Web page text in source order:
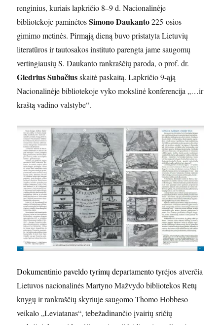
renginius, kuriais lapkričio 8–9 d. Nacionalinėje
bibliotekoje paminėtosSimono Daukanto225-osios
gimimo metinės. Pirmąją dieną buvo pristatyta Lietuvių
literatūros ir tautosakos instituto parengta jame saugomų
vertingiausių S. Daukanto rankraščių paroda, o prof. dr.
Giedrius Subačiusskaitė paskaitą. Lapkričio 9-ąją
Nacionalinėje bibliotekoje vyko mokslinė konferencija „…ir
kraštą vadino valstybe“.
Dokumentinio paveldo tyrimų departamento tyrėjos atverčia
Lietuvos nacionalinės Martyno Mažvydo bibliotekos Retų
knygų ir rankraščių skyriuje saugomo Thomo Hobbeso
veikalo „Leviatanas“, tebežadinančio įvairių sričių